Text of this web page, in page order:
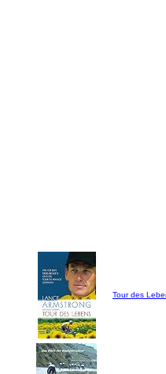
Tour des